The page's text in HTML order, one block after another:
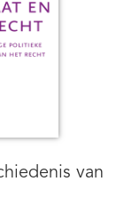
van